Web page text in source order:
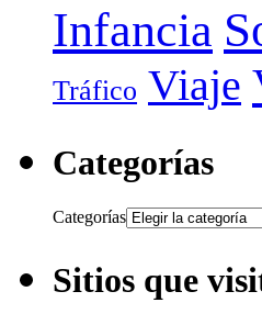
Infancia
Tráfico Viaje
Categorías
Categorías
Sitios que